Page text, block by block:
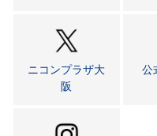
ニコンプラザ大
阪
公